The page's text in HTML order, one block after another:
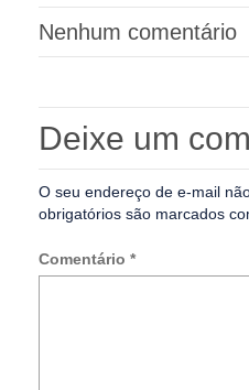
Nenhum comentário
Deixe um
O seu endereço de e-mail
obrigatórios são marcados
Comentário *